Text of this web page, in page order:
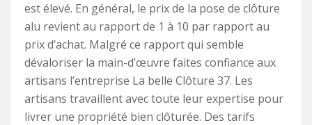
est élevé. En général, le prix de la pose de clôture
alu revient au rapport de 1 à 10 par rapport au
prix d’achat. Malgré ce rapport qui semble
dévaloriser la main-d’œuvre faites confiance aux
artisans l’entreprise La belle Clôture 37. Les
artisans travaillent avec toute leur expertise pour
livrer une propriété bien clôturée. Des tarifs